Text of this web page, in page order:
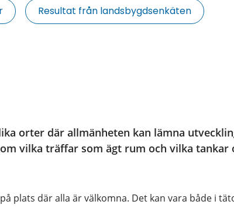
Resultat från landsbygdsenkäten
orter där allmänheten kan lämna
vilka träffar som ägt rum och vilka tankar
plats där alla är välkomna. Det kan vara både i